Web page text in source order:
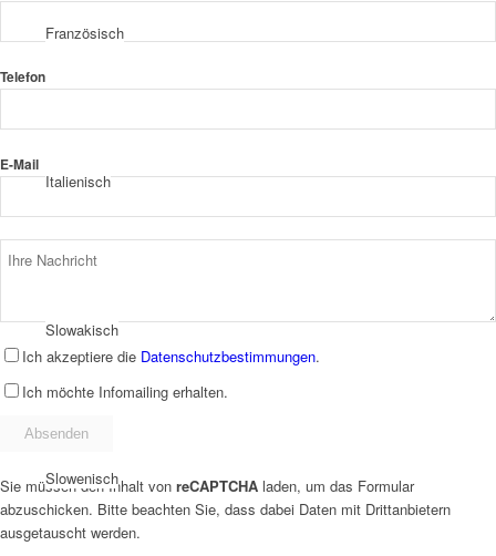
Französisch
Italienisch
Slowakisch
Slowenisch
Telefon
E-Mail
Ich akzeptiere die Datenschutzbestimmungen.
Ich möchte Infomailing erhalten.
Sie müssen den Inhalt von reCAPTCHA laden, um das Formular
abzuschicken. Bitte beachten Sie, dass dabei Daten mit Drittanbietern
ausgetauscht werden.